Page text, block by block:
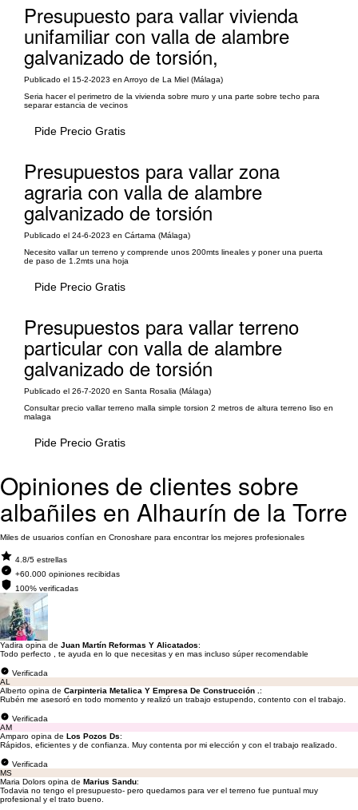
Presupuesto para vallar vivienda
unifamiliar con valla de alambre
galvanizado de torsión,
Publicado el 15-2-2023 en Arroyo de La Miel (Málaga)
Seria hacer el perimetro de la vivienda sobre muro y una parte sobre techo para
separar estancia de vecinos
Pide Precio Gratis
Presupuestos para vallar zona
agraria con valla de alambre
galvanizado de torsión
Publicado el 24-6-2023 en Cártama (Málaga)
Necesito vallar un terreno y comprende unos 200mts lineales y poner una puerta
de paso de 1.2mts una hoja
Pide Precio Gratis
Presupuestos para vallar terreno
particular con valla de alambre
galvanizado de torsión
Publicado el 26-7-2020 en Santa Rosalia (Málaga)
Consultar precio vallar terreno malla simple torsion 2 metros de altura terreno liso en
malaga
Pide Precio Gratis
Opiniones de clientes sobre
albañiles en Alhaurín de la Torre
Miles de usuarios confían en Cronoshare para encontrar los mejores profesionales
4.8/5 estrellas
+60.000 opiniones recibidas
100% verificadas
Yadira opina de Juan Martín Reformas Y Alicatados:
Todo perfecto , te ayuda en lo que necesitas y en mas incluso súper recomendable
Verificada
AL
Alberto opina de Carpinteria Metalica Y Empresa De Construcción . :
Rubén me asesoró en todo momento y realizó un trabajo estupendo, contento con el trabajo.
Verificada
AM
Amparo opina de Los Pozos Ds:
Rápidos, eficientes y de confianza. Muy contenta por mi elección y con el trabajo realizado.
Verificada
MS
Maria Dolors opina de Marius Sandu:
Todavia no tengo el presupuesto- pero quedamos para ver el terreno fue puntual muy
profesional y el trato bueno.